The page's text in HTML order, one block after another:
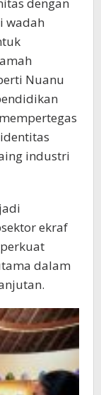
wadah
Nuanu
industri
ekraf
dalam